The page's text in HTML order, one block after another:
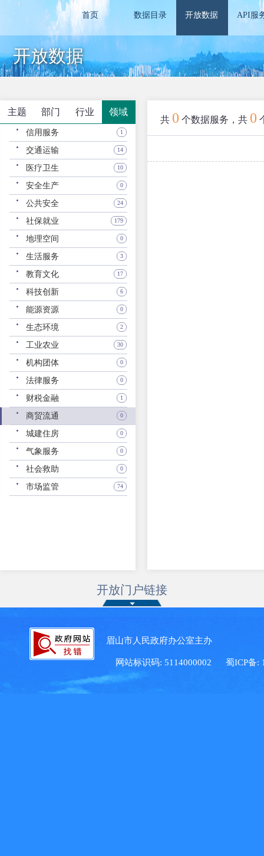
首页 数据目录 开放数据 API服
开放数据
主题 部门 行业 领域
信用服务 1
交通运输 14
医疗卫生 10
安全生产 0
公共安全 24
社保就业 179
地理空间 0
生活服务 3
教育文化 17
科技创新 6
能源资源 0
生态环境 2
工业农业 30
机构团体 0
法律服务 0
财税金融 1
商贸流通 0
城建住房 0
气象服务 0
社会救助 0
市场监管 74
共 0 个数据服务，共 0
开放门户链接
眉山市人民政府办公室主办 眉
网站标识码: 5114000002 蜀ICP备: